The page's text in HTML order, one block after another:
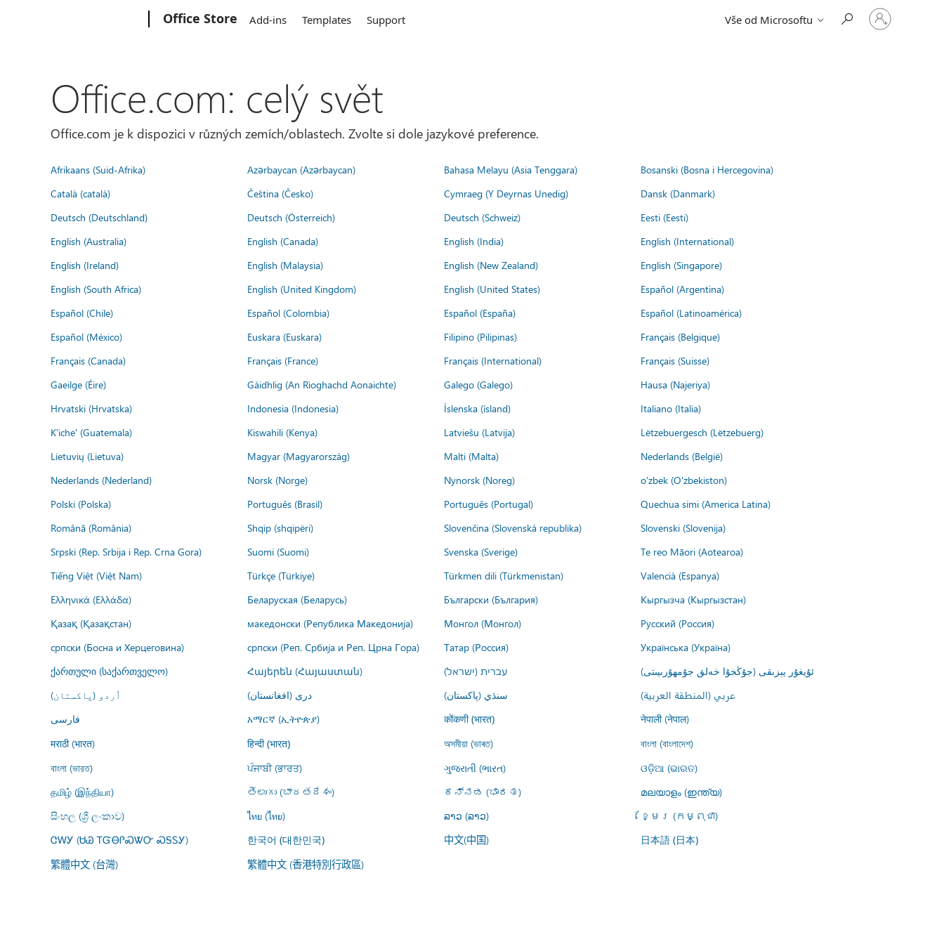
Office Store Add-ins Templates Support Vše od Microsoftu
Přihlaste
se
Office.com: celý svět
Office.com je k dispozici v různých zemích/oblastech. Zvolte si dole jazykové preference.
Afrikaans (Suid-Afrika) Azərbaycan (Azərbaycan) Bahasa Melayu (Asia Tenggara)
Bosanski (Bosna i Hercegovina)
Català (català)
Čeština (Česko) Cymraeg (Y Deyrnas Unedig)
Dansk (Danmark)
Deutsch (Deutschland)
Deutsch (Österreich) Deutsch (Schweiz)
Eesti (Eesti)
English (Australia)
English (Canada) English (India)
English (International)
English (Ireland)
English (Malaysia) English (New Zealand)
English (Singapore)
English (South Africa)
English (United Kingdom) English (United States)
Español (Argentina)
Español (Chile)
Español (Colombia) Español (España)
Español (Latinoamérica)
Español (México)
Euskara (Euskara) Filipino (Pilipinas)
Français (Belgique)
Français (Canada)
Français (France) Français (International)
Français (Suisse)
Gaeilge (Éire)
Gàidhlig (An Rìoghachd Aonaichte) Galego (Galego)
Hausa (Najeriya)
Hrvatski (Hrvatska)
Indonesia (Indonesia) Íslenska (ísland)
Italiano (Italia)
K'iche' (Guatemala)
Kiswahili (Kenya) Latviešu (Latvija)
Lëtzebuergesch (Lëtzebuerg)
Lietuvių (Lietuva)
Magyar (Magyarország) Malti (Malta)
Nederlands (België)
Nederlands (Nederland)
Norsk (Norge) Nynorsk (Noreg)
o'zbek (O'zbekiston)
Polski (Polska)
Português (Brasil) Português (Portugal)
Quechua simi (America Latina)
Română (România)
Shqip (shqipëri) Slovenčina (Slovenská republika)
Slovenski (Slovenija)
Srpski (Rep. Srbija i Rep. Crna Gora)
Suomi (Suomi) Svenska (Sverige)
Te reo Māori (Aotearoa)
Tiếng Việt (Việt Nam)
Türkçe (Türkiye) Türkmen dili (Türkmenistan)
Valencià (Espanya)
Ελληνικά (Ελλάδα)
Беларуская (Беларусь) Български (България)
Кыргызча (Кыргызстан)
Қазақ (Қазақстан)
македонски (Република Македонија) Монгол (Монгол)
Русский (Россия)
српски (Босна и Херцеговина)
српски (Реп. Србија и Реп. Црна Гора) Татар (Россия)
Українська (Україна)
ქართული (საქართველო)
Հայերեն (Հայաստան) עברית (ישראל)
ئۇيغۇر يېزىقى (جۇڭخۇا خەلق جۇمھۇرىيىتى)
اُردو (پاکستان)
درى (افغانستان) سنڌي (پاکستان)
عربي (المنطقة العربية)
فارسى
አማርኛ (ኢትዮጵያ) कोंकणी (भारत)
नेपाली (नेपाल)
मराठी (भारत)
हिन्दी (भारत) অসমীয়া (ভাৰত)
বাংলা (বাংলাদেশ)
বাংলা (ভারত)
ਪੰਜਾਬੀ (ਭਾਰਤ) ગુજરાતી (ભારત)
ଓଡ଼ିଆ (ଭାରତ)
தமிழ் (இந்தியா)
తెలుగు (భారతదేశం) ಕನ್ನಡ (ಭಾರತ)
മലയാളം (ഇന്ത്യ)
සිංහල (ශ්‍රී ලංකාව)
ไทย (ไทย) ລາວ (ລາວ)
ខ្មែរ (កម្ពុជា)
ᏣᎳᎩ (ᏌᏊ ᎢᏳᎾᎵᏍᏔᏅ ᏍᎦᏚᎩ)
한국어 (대한민국) 中文(中国) 日本語 (日本)
繁體中文 (台灣) 繁體中文 (香港特別行政區)